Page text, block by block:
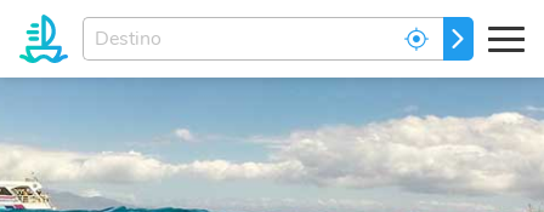
Ingrese
el
destino
sueños...
IR